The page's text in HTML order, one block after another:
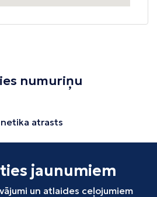
numuriņu
atrasts
jaunumiem
un atlaides ceļojumiem